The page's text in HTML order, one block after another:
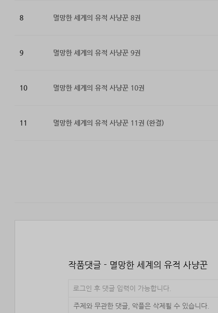
8 멸망한 세계의 유적 사냥꾼 8권
9 멸망한 세계의 유적 사냥꾼 9권
10 멸망한 세계의 유적 사냥꾼 10권
11 멸망한 세계의 유적 사냥꾼 11권 (완결)
작품댓글 - 멸망한 세계의 유적 사냥꾼
로그인 후 댓글 입력이 가능합니다.